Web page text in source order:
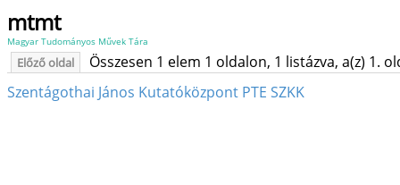
mtmt
Magyar Tudományos Művek Tára
Előző oldal
Összesen 1 elem 1 oldalon, 1 listázva, a(z) 1.
Szentágothai János Kutatóközpont PTE SZKK